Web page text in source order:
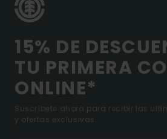
15% DE
TU PRIMERA
ONLINE*
Suscríbete ahora para recibir las
y ofertas exclusivas.